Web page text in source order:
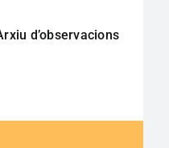
d’observacions